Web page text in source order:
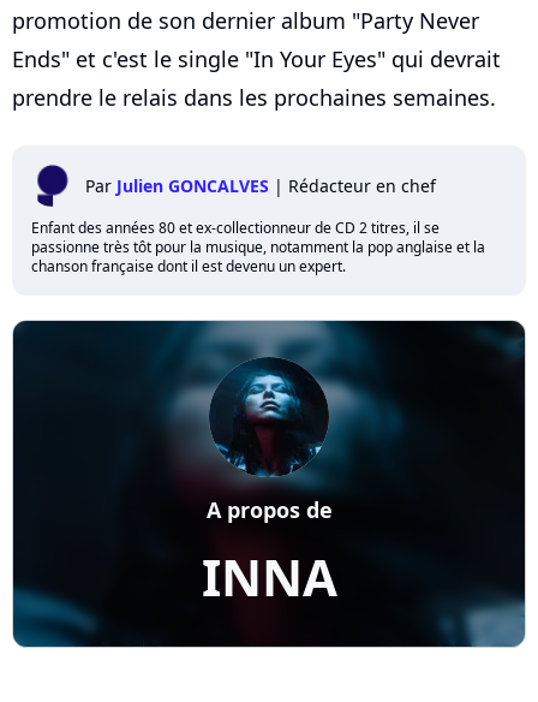
promotion de son dernier album "Party Never
Ends" et c'est le single "In Your Eyes" qui devrait
prendre le relais dans les prochaines semaines.
Par Julien GONCALVES | Rédacteur en chef
Enfant des années 80 et ex-collectionneur de CD 2 titres, il se
passionne très tôt pour la musique, notamment la pop anglaise et la
chanson française dont il est devenu un expert.
INNA
A propos de